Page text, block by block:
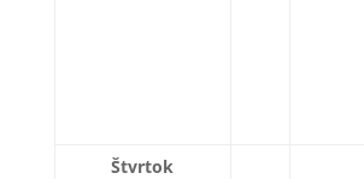
Štvrtok